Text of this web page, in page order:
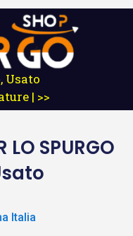
Usato
| >>
LO SPURGO
Italia